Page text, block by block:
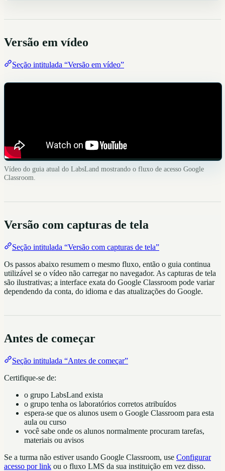
Versão em vídeo
Seção intitulada “Versão em vídeo”
Vídeo do guia atual do LabsLand mostrando o fluxo de acesso Google
Classroom.
Versão com capturas de tela
Seção intitulada “Versão com capturas de tela”
Os passos abaixo resumem o mesmo fluxo, então o guia continua
utilizável se o vídeo não carregar no navegador. As capturas de tela
são ilustrativas; a interface exata do Google Classroom pode variar
dependendo da conta, do idioma e das atualizações do Google.
Antes de começar
Seção intitulada “Antes de começar”
Certifique-se de:
o grupo LabsLand exista
o grupo tenha os laboratórios corretos atribuídos
espera-se que os alunos usem o Google Classroom para esta
aula ou curso
você sabe onde os alunos normalmente procuram tarefas,
materiais ou avisos
Se a turma não estiver usando Google Classroom, use Configurar
acesso por link ou o fluxo LMS da sua instituição em vez disso.